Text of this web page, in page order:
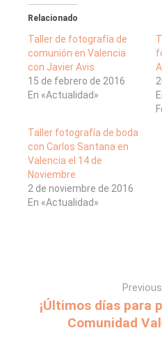
Relacionado
Taller de fotografía de
comunión en Valencia
con Javier Avis
15 de febrero de 2016
En «Actualidad»
Taller fotografía de boda
con Carlos Santana en
Valencia el 14 de
Noviembre
2 de noviembre de 2016
En «Actualidad»
¡Últimos días para
Comunidad